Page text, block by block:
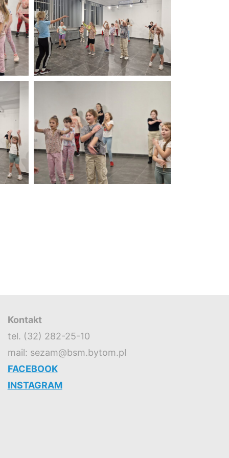
Kontakt
tel. (32) 282-25-10
mail: sezam@bsm.bytom.pl
FACEBOOK
INSTAGRAM